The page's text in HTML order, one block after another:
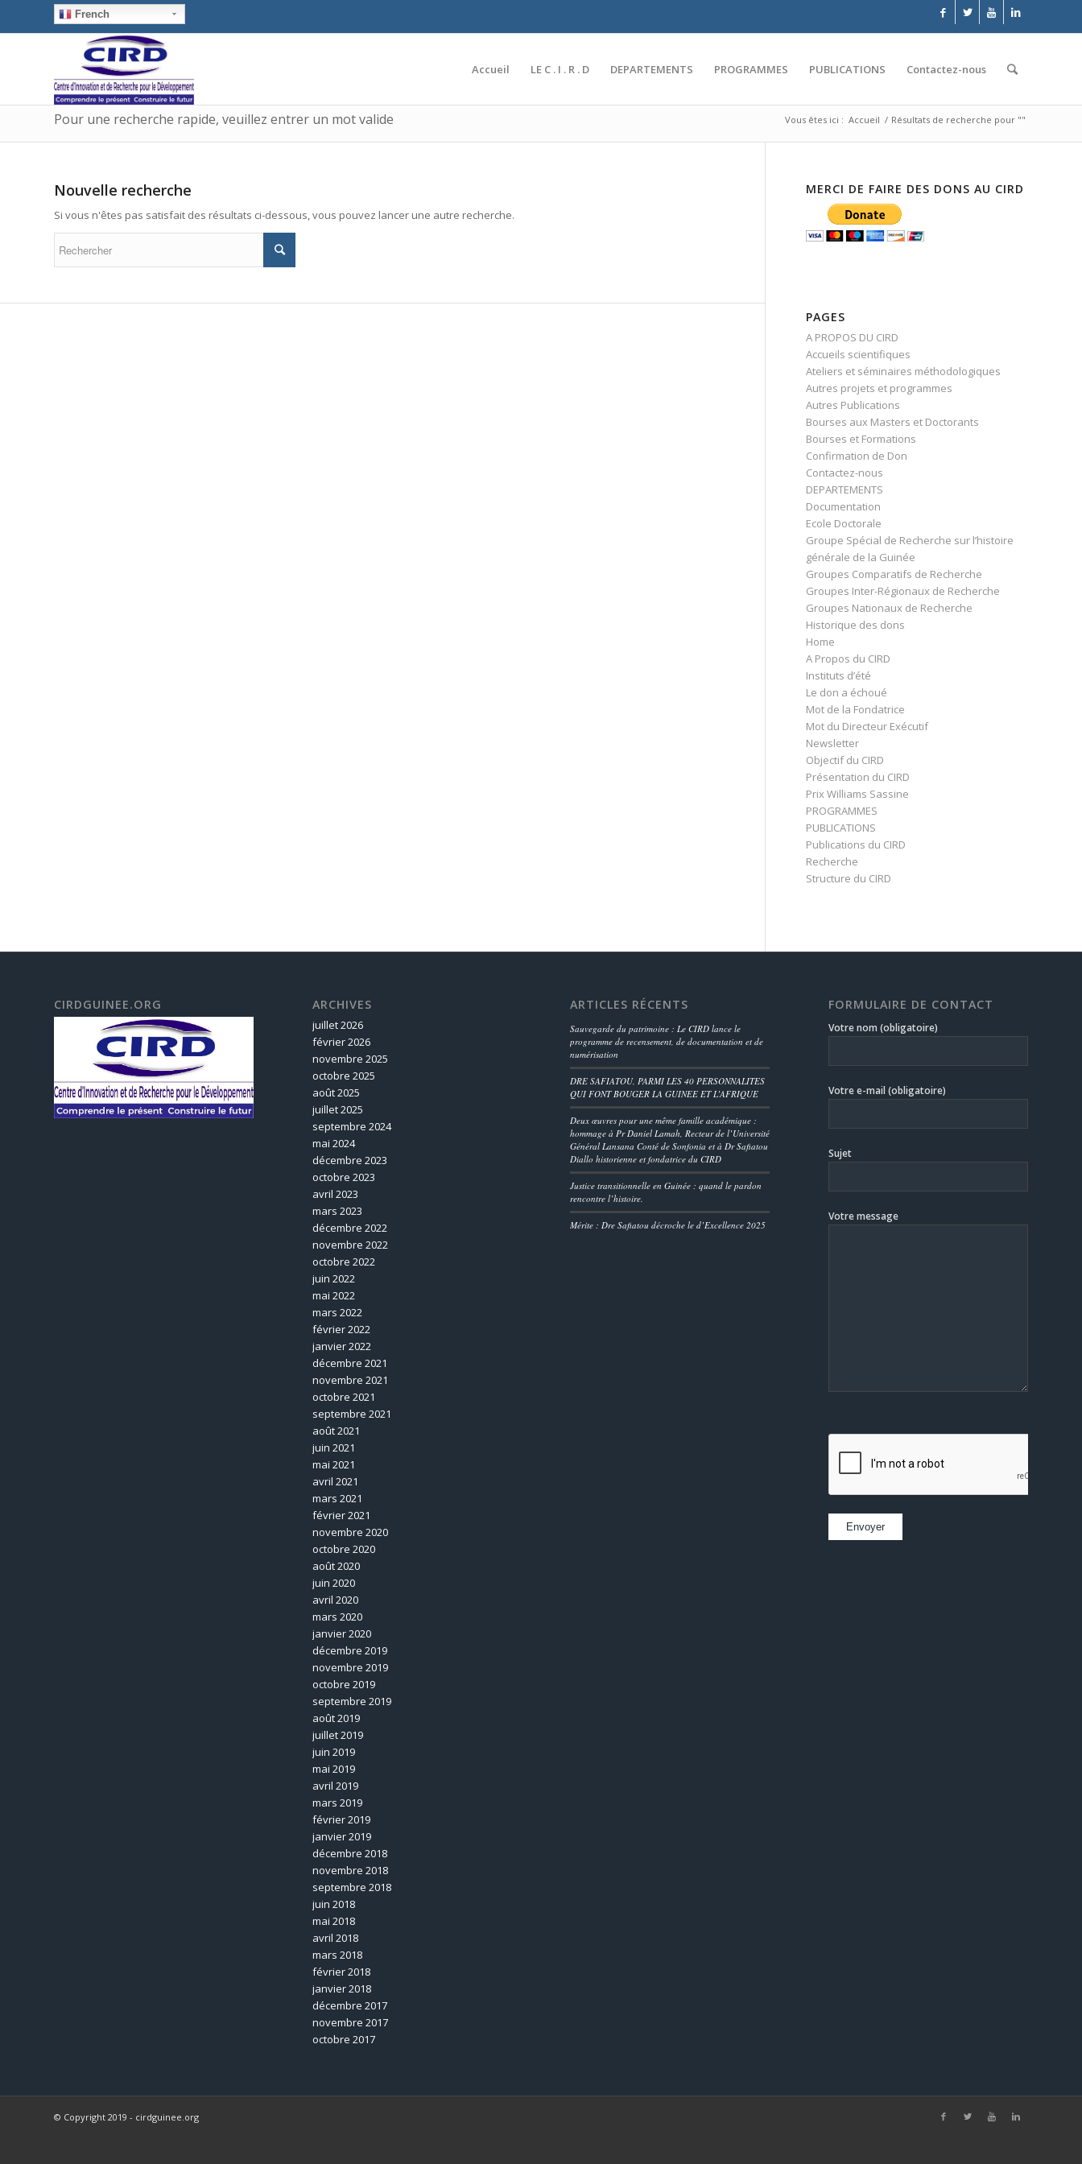
French
Accueil LE C . I . R . D DEPARTEMENTS PROGRAMMES PUBLICATIONS Contactez-nous
Pour une recherche rapide, veuillez entrer un mot valide Vous êtes ici : Accueil / Résultats de recherche pour ""
Nouvelle recherche
Si vous n'êtes pas satisfait des résultats ci-dessous, vous pouvez lancer une autre recherche.
MERCI DE FAIRE DES DONS AU CIRD
PAGES
A PROPOS DU CIRD
Accueils scientifiques
Ateliers et séminaires méthodologiques
Autres projets et programmes
Autres Publications
Bourses aux Masters et Doctorants
Bourses et Formations
Confirmation de Don
Contactez-nous
DEPARTEMENTS
Documentation
Ecole Doctorale
Groupe Spécial de Recherche sur l’histoire
générale de la Guinée
Groupes Comparatifs de Recherche
Groupes Inter-Régionaux de Recherche
Groupes Nationaux de Recherche
Historique des dons
Home
A Propos du CIRD
Instituts d’été
Le don a échoué
Mot de la Fondatrice
Mot du Directeur Exécutif
Newsletter
Objectif du CIRD
Présentation du CIRD
Prix Williams Sassine
PROGRAMMES
PUBLICATIONS
Publications du CIRD
Recherche
Structure du CIRD
CIRDGUINEE.ORG ARCHIVES
juillet 2026
février 2026
novembre 2025
octobre 2025
août 2025
juillet 2025
septembre 2024
mai 2024
décembre 2023
octobre 2023
avril 2023
mars 2023
décembre 2022
novembre 2022
octobre 2022
juin 2022
mai 2022
mars 2022
février 2022
janvier 2022
décembre 2021
novembre 2021
octobre 2021
septembre 2021
août 2021
juin 2021
mai 2021
avril 2021
mars 2021
février 2021
novembre 2020
octobre 2020
août 2020
juin 2020
avril 2020
mars 2020
janvier 2020
décembre 2019
novembre 2019
octobre 2019
septembre 2019
août 2019
juillet 2019
juin 2019
mai 2019
avril 2019
mars 2019
février 2019
janvier 2019
décembre 2018
novembre 2018
septembre 2018
juin 2018
mai 2018
avril 2018
mars 2018
février 2018
janvier 2018
décembre 2017
novembre 2017
octobre 2017
ARTICLES RÉCENTS
Sauvegarde du patrimoine : Le CIRD lance le
programme de recensement, de documentation et de
numérisation
DRE SAFIATOU, PARMI LES 40 PERSONNALITES
QUI FONT BOUGER LA GUINEE ET L’AFRIQUE
Deux œuvres pour une même famille académique :
hommage à Pr Daniel Lamah, Recteur de l’Université
Général Lansana Conté de Sonfonia et à Dr Safiatou
Diallo historienne et fondatrice du CIRD
Justice transitionnelle en Guinée : quand le pardon
rencontre l’histoire.
Mérite : Dre Safiatou décroche le d’Excellence 2025
FORMULAIRE DE CONTACT
Votre nom (obligatoire)
Votre e-mail (obligatoire)
Sujet
Votre message
© Copyright 2019 - cirdguinee.org